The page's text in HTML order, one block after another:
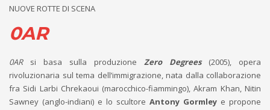
NUOVE ROTTE DI SCENA
0AR
0ARsi basa sulla produzione Zero Degrees(2005), opera
rivoluzionaria sul tema dell’immigrazione, nata dalla collaborazione
fra Sidi Larbi Chrekaoui (marocchico-fiammingo), Akram Khan, Nitin
Sawney (anglo-indiani) e lo scultore Antony Gormley e propone